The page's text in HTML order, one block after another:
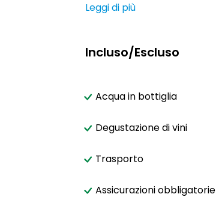
Leggi di più
Incluso/Escluso
Acqua in bottiglia
Degustazione di vini
Trasporto
Assicurazioni obbligatorie